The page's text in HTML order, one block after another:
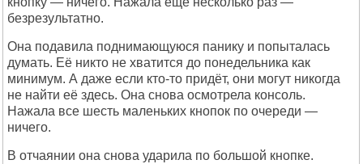
безрезультатно.
Она подавила поднимающуюся панику и попыталась
думать. Её никто не хватится до понедельника как
минимум. А даже если кто-то придёт, они могут никогда
не найти её здесь. Она снова осмотрела консоль.
Нажала все шесть маленьких кнопок по очереди —
ничего.
В отчаянии она снова ударила по большой кнопке.